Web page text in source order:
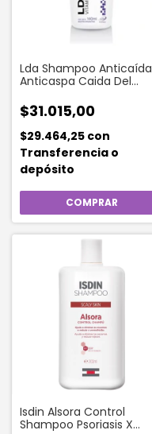
Lda Shampoo Anticaída
Anticaspa Caida Del
$31.015,00
$29.464,25 con
Transferencia o
depósito
Isdin Alsora Control
Shampoo Psoriasis X